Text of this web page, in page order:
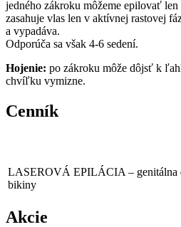
jedného zákroku môžeme epilovať
zasahuje vlas len v aktívnej rastovej
a vypadáva.
Odporúča sa však 4-6 sedení.
Hojenie: po zákroku môže dôjsť k
chvíľku vymizne.
Cenník
LASEROVÁ EPILÁCIA – genitálna
bikiny
Akcie